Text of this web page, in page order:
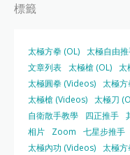
標籤
太極方拳 (OL) 太極自由
文章列表 太極槍 (OL) 太
太極圓拳 (Videos) 太極
太極槍 (Videos) 太極刀
自衛散手教學
四正推手
相片
Zoom 七星步推手
太極內功 (Videos) 太極方